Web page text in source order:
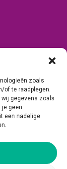
zoals
of te raadplegen.
gegevens zoals
je geen
een nadelige